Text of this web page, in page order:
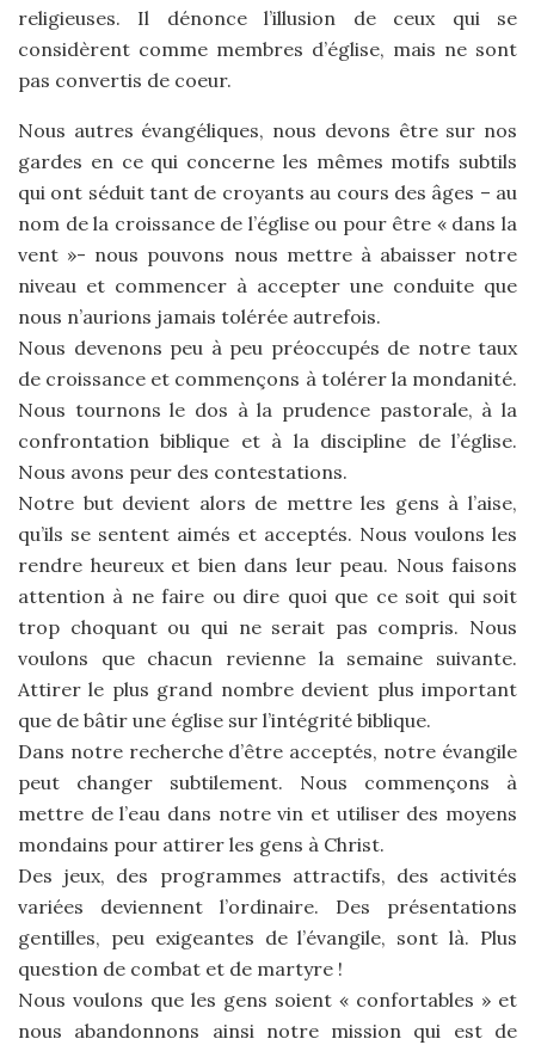
religieuses. Il dénonce l’illusion de ceux qui se
considèrent comme membres d’église, mais ne sont
pas convertis de coeur.
Nous autres évangéliques, nous devons être sur nos
gardes en ce qui concerne les mêmes motifs subtils
qui ont séduit tant de croyants au cours des âges – au
nom de la croissance de l’église ou pour être « dans la
vent »- nous pouvons nous mettre à abaisser notre
niveau et commencer à accepter une conduite que
nous n’aurions jamais tolérée autrefois.
Nous devenons peu à peu préoccupés de notre taux
de croissance et commençons à tolérer la mondanité.
Nous tournons le dos à la prudence pastorale, à la
confrontation biblique et à la discipline de l’église.
Nous avons peur des contestations.
Notre but devient alors de mettre les gens à l’aise,
qu’ils se sentent aimés et acceptés. Nous voulons les
rendre heureux et bien dans leur peau. Nous faisons
attention à ne faire ou dire quoi que ce soit qui soit
trop choquant ou qui ne serait pas compris. Nous
voulons que chacun revienne la semaine suivante.
Attirer le plus grand nombre devient plus important
que de bâtir une église sur l’intégrité biblique.
Dans notre recherche d’être acceptés, notre évangile
peut changer subtilement. Nous commençons à
mettre de l’eau dans notre vin et utiliser des moyens
mondains pour attirer les gens à Christ.
Des jeux, des programmes attractifs, des activités
variées deviennent l’ordinaire. Des présentations
gentilles, peu exigeantes de l’évangile, sont là. Plus
question de combat et de martyre !
Nous voulons que les gens soient « confortables » et
nous abandonnons ainsi notre mission qui est de